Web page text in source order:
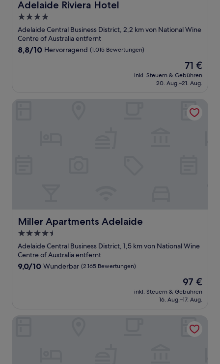
Adelaide Riviera Hotel
Adelaide Riviera Hotel
4.0-
Sterne-
Unterkunft
Adelaide Central Business District, 2,2 km von National Wine
Centre of Australia entfernt
8.8
8,8/10 Hervorragend (1.015 Bewertungen)
Der
Preis
beträgt
71 €
inkl. Steuern & Gebühren
20. Aug.–21. Aug.
Miller Apartments Adelaide
Miller Apartments Adelaide
4.5-
Sterne-
Unterkunft
Adelaide Central Business District, 1,5 km von National Wine
Centre of Australia entfernt
9.0
9,0/10 Wunderbar (2.165 Bewertungen)
Der
Preis
beträgt
97 €
inkl. Steuern & Gebühren
16. Aug.–17. Aug.